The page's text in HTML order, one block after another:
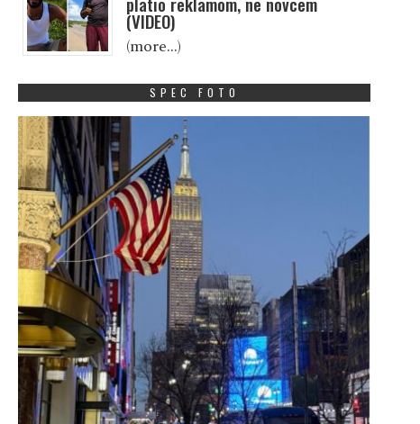
(VIDEO)
(more…)
SPEC FOTO